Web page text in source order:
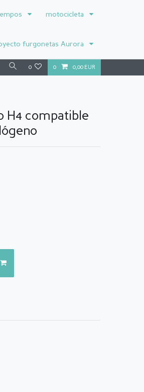
motocicleta
furgonetas Aurora
0 0 0,00 EUR
H4 compatible